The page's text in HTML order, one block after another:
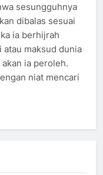
sesungguhnya
dibalas sesuai
ia berhijrah
maksud dunia
ia peroleh.
niat mencari